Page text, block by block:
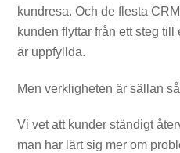
kundresa. Och de flesta
kunden flyttar från ett steg
är uppfyllda.
Men verkligheten är sällan
Vi vet att kunder ständigt
man har lärt sig mer om